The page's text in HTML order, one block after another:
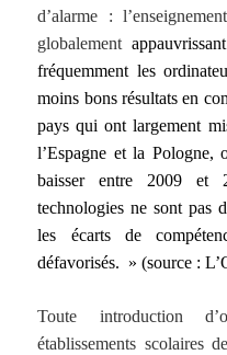
d’alarme :
globalementappauvrissant
fréquemment les
moins bons résultats en
pays qui ont largement
l’Espagne et la Pologne,
baisser entre 2009 et
technologies ne sont pas
les écarts de
défavorisés. »(source :
Toute introduction
établissements scolaires